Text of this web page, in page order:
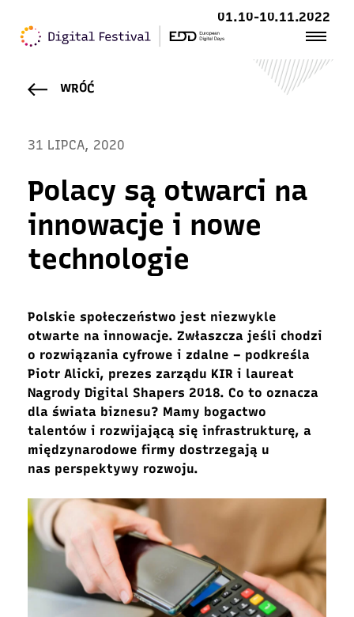
01.10-10.11.2022
WRÓĆ
31 LIPCA, 2020
Polacy są otwarci na
innowacje i nowe
technologie
Polskie społeczeństwo jest niezwykle
otwarte na innowacje. Zwłaszcza jeśli chodzi
o rozwiązania cyfrowe i zdalne – podkreśla
Piotr Alicki, prezes zarządu KIR i laureat
Nagrody Digital Shapers 2018. Co to oznacza
dla świata biznesu? Mamy bogactwo
talentów i rozwijającą się infrastrukturę, a
międzynarodowe firmy dostrzegają u
nas perspektywy rozwoju.